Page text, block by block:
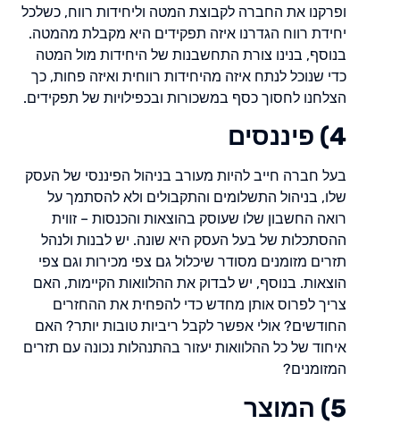
ופרקנו את החברה לקבוצת המטה וליחידות רווח, כשלכל
יחידת רווח הגדרנו איזה תפקידים היא מקבלת מהמטה.
בנוסף, בנינו צורת התחשבנות של היחידות מול המטה
כדי שנוכל לנתח איזה מהיחידות רווחית ואיזה פחות, כך
הצלחנו לחסוך כסף במשכורות ובכפילויות של תפקידים.
4) פיננסים
בעל חברה חייב להיות מעורב בניהול הפיננסי של העסק
שלו, בניהול התשלומים והתקבולים ולא להסתמך על
רואה החשבון שלו שעוסק בהוצאות והכנסות – זווית
ההסתכלות של בעל העסק היא שונה. יש לבנות ולנהל
תזרים מזומנים מסודר שיכלול גם צפי מכירות וגם צפי
הוצאות. בנוסף, יש לבדוק את ההלוואות הקיימות, האם
צריך לפרוס אותן מחדש כדי להפחית את ההחזרים
החודשים? אולי אפשר לקבל ריביות טובות יותר? האם
איחוד של כל ההלוואות יעזור בהתנהלות נכונה עם תזרים
המזומנים?
5) המוצר